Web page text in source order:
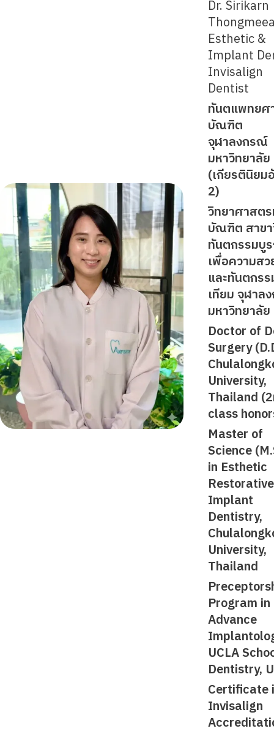
Dr. Sirikarn
Esthetic &
Implant
Invisalign
Dentist
ทันตแพทยศ
บัณฑิต
จุฬาลงกรณ์
มหาวิทยาลัย
(เกียรตินิยม
2)
วิทยาศาสต
บัณฑิต สาข
ทันตกรรมบู
เพื่อความส
และทันตกร
เทียม จุฬาล
มหาวิทยาลัย
Doctor of
Surgery
University,
Thailand
class
Master of
Science
in Esthetic
Implant
Dentistry,
University,
Thailand
Program in
Advance
UCLA
Dentistry,
Certificate
Invisalign